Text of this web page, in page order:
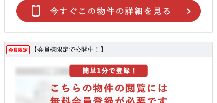
会員限定 【会員様限定で公開中！】